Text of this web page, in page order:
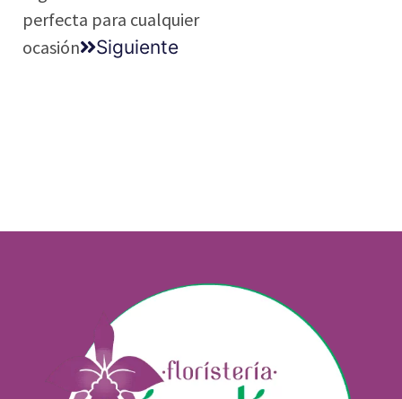
perfecta para cualquier
ocasión
Siguiente